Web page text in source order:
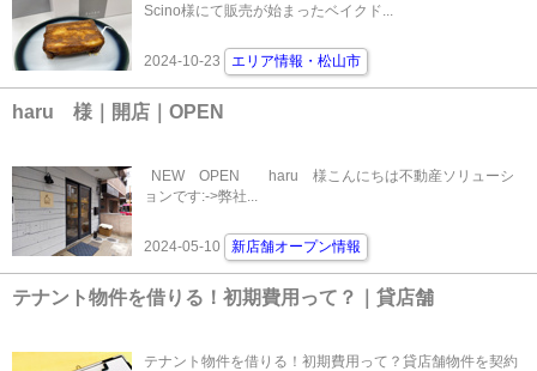
Scino様にて販売が始まったベイクド...
2024-10-23 エリア情報・松山市
haru 様｜開店｜OPEN
NEW OPEN haru 様こんにちは不動産ソリューシ
ョンです:->弊社...
2024-05-10 新店舗オープン情報
テナント物件を借りる！初期費用って？｜貸店舗
テナント物件を借りる！初期費用って？貸店舗物件を契約